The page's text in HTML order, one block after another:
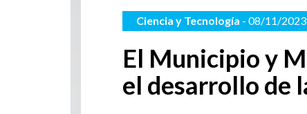
Ciencia y Tecnología - 08/11/2023
El Municipio y
el desarrollo de